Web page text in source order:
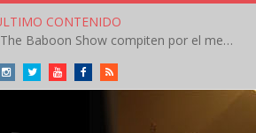
CONTENIDO
Crónica: In Flames y The Baboon Show compiten por el mejor concierto del día en el Leyendas del Rock – Viernes – Agosto 2026
InstagramTwitterYoutubeFacebookRSS